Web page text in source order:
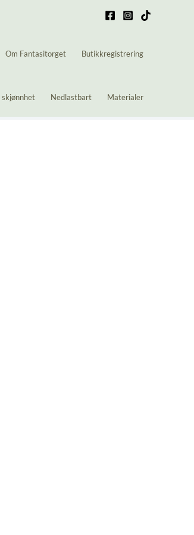
Om Fantasitorget Butikkregistrering
skjønnhet Nedlastbart Materialer